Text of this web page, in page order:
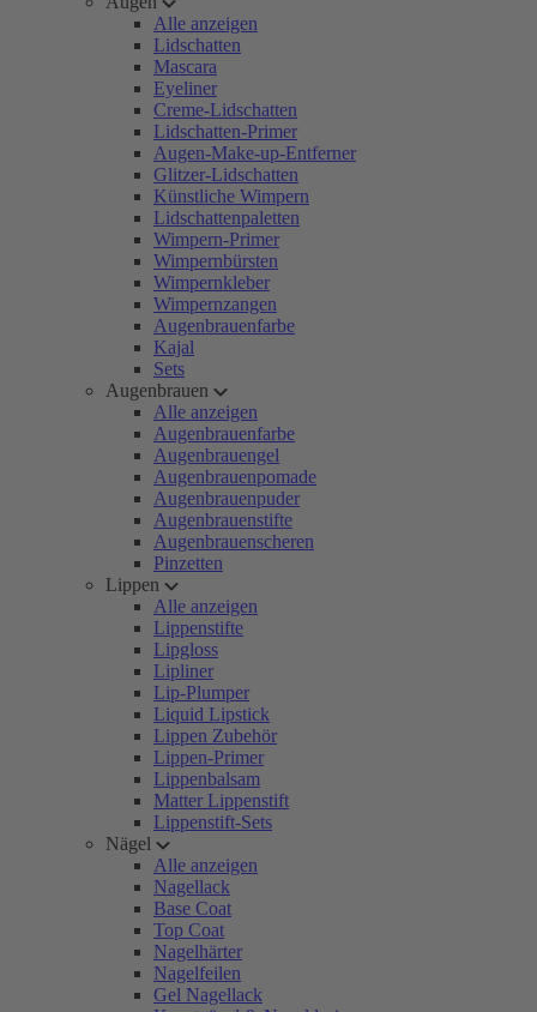
Alle anzeigen
Lidschatten
Mascara
Eyeliner
Creme-Lidschatten
Lidschatten-Primer
Augen-Make-up-Entferner
Glitzer-Lidschatten
Künstliche Wimpern
Lidschattenpaletten
Wimpern-Primer
Wimpernbürsten
Wimpernkleber
Wimpernzangen
Augenbrauenfarbe
Kajal
Sets
Augenbrauen
Alle anzeigen
Augenbrauenfarbe
Augenbrauengel
Augenbrauenpomade
Augenbrauenpuder
Augenbrauenstifte
Augenbrauenscheren
Pinzetten
Lippen
Alle anzeigen
Lippenstifte
Lipgloss
Lipliner
Lip-Plumper
Liquid Lipstick
Lippen Zubehör
Lippen-Primer
Lippenbalsam
Matter Lippenstift
Lippenstift-Sets
Nägel
Alle anzeigen
Nagellack
Base Coat
Top Coat
Nagelhärter
Nagelfeilen
Gel Nagellack